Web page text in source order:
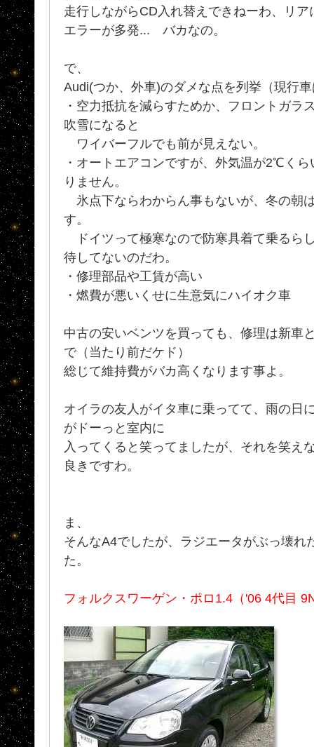
走行しながらCD入れ替えできねーわ、リ
エラーが多発... バカなの。
で、
Audi(つか、外車)のダメな点を列挙（現行
・空力抵抗を減らすためか、フロントガラ
吹雪になると
ワイバーフルでも前が見えない。
・オートエアコンですが、外気温が2℃く
りません。
氷点下ならわからん事もないが、冬の朝
す。
ドイツって極寒なので防寒具着て乗るら
待してないのだわ。
・修理部品や工賃が高い
・燃費が悪いくせに生意気にハイオク車
中古の安いベンツを買っても、修理は新車
で（当たり前だケド）
総じて維持費がバカ高くなります事よ。
オイラの友人がイタ車に乗ってて、雨の日
がドーっと室内に
入ってくると笑ってましたが、それを笑え
良きですわ。
ま、
そんなA4でしたが、ラジエータがぶっ壊れ
た。
フォルクスワーゲン・ポロ1.4（'06 4代目